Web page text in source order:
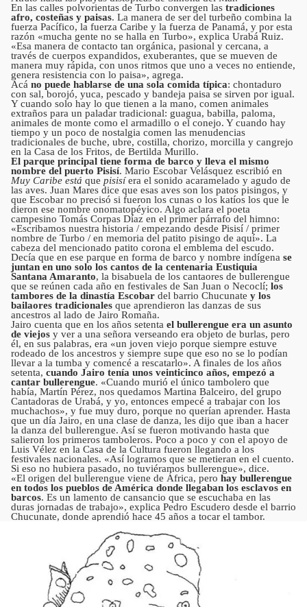
En las calles polvorientas de Turbo convergen las tradiciones
afro, costeñas y paisas. La manera de ser del turbeño combina la
fuerza Pacífico, la fuerza Caribe y la fuerza de Panamá, y por esta
razón «mucha gente no se halla en Turbo», explica Urabá Ruiz.
«Esa manera de contacto tan orgánica, pasional y cercana, a
través de cuerpos expandidos, exuberantes, que se mueven de
manera muy rápida, con unos ritmos que uno a veces no entiende,
genera resistencia con lo paisa», agrega.
Acá no puede hablarse de una sola comida típica: chontaduro
con sal, borojó, yuca, pescado y bandeja paisa se sirven por igual.
Y cuando solo hay lo que tienen a la mano, comen animales
extraños para un paladar tradicional: guagua, babilla, paloma,
animales de monte como el armadillo o el conejo. Y cuando hay
tiempo y un poco de nostalgia comen las menudencias
tradicionales de buche, ubre, costilla, chorizo, morcilla y cangrejo
en la Casa de los Fritos, de Bertilda Murillo.
El parque principal tiene forma de barco y lleva el mismo
nombre del puerto Pisisí. Mario Escobar Velásquez escribió en
Muy Caribe está que pisisíera el sonido acaramelado y agudo de
las aves. Juan Mares dice que esas aves son los patos pisingos, y
que Escobar no precisó si fueron los cunas o los katíos los que le
dieron ese nombre onomatopéyico. Algo aclara el poeta
campesino Tomás Corpas Díaz en el primer párrafo del himno:
«Escribamos nuestra historia / empezando desde Pisisí / primer
nombre de Turbo / en memoria del patito pisingo de aquí». La
cabeza del mencionado patito corona el emblema del escudo.
Decía que en ese parque en forma de barco y nombre indígena se
juntan en uno solo los cantos de la centenaria Eustiquia
Santana Amaranto, la bisabuela de los cantaores de bullerengue
que se reúnen cada año en festivales de San Juan o Necoclí; los
tambores de la dinastía Escobar del barrio Chucunate y los
bailaores tradicionales que aprendieron las danzas de sus
ancestros al lado de Jairo Romaña.
Jairo cuenta que en los años setenta el bullerengue era un asunto
de viejos y ver a una señora verseando era objeto de burlas, pero
él, en sus palabras, era «un joven viejo porque siempre estuve
rodeado de los ancestros y siempre supe que eso no se lo podían
llevar a la tumba y comencé a rescatarlo». A finales de los años
setenta, cuando Jairo tenía unos veinticinco años, empezó a
cantar bullerengue. «Cuando murió el único tambolero que
había, Martín Pérez, nos quedamos Martina Balceiro, del grupo
Cantadoras de Urabá, y yo, entonces empecé a trabajar con los
muchachos», y fue muy duro, porque no querían aprender. Hasta
que un día Jairo, en una clase de danza, les dijo que iban a hacer
la danza del bullerengue. Así se fueron motivando hasta que
salieron los primeros tamboleros. Poco a poco y con el apoyo de
Luis Vélez en la Casa de la Cultura fueron llegando a los
festivales nacionales. «Así logramos que se metieran en el cuento.
Si eso no hubiera pasado, no tuviéramos bullerengue», dice.
«El origen del bullerengue viene de África, pero hay bullerengue
en todos los pueblos de América donde llegaban los esclavos en
barcos. Es un lamento de cansancio que se escuchaba en las
duras jornadas de trabajo», explica Pedro Escudero desde el barrio
Chucunate, donde aprendió hace 45 años a tocar el tambor.